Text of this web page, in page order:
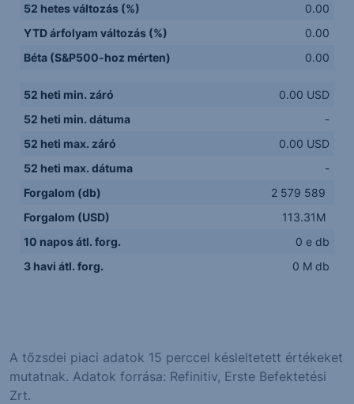
52 hetes változás (%)
0.00
YTD árfolyam változás (%)
0.00
Béta (S&P500-hoz mérten)
0.00
52 heti min. záró
0.00 USD
52 heti min. dátuma
-
52 heti max. záró
0.00 USD
52 heti max. dátuma
-
Forgalom (db)
2 579 589
Forgalom (USD)
113.31M
10 napos átl. forg.
0 e db
3 havi átl. forg.
0 M db
A tőzsdei piaci adatok 15 perccel késleltetett értékeket
mutatnak. Adatok forrása: Refinitiv, Erste Befektetési
Zrt.